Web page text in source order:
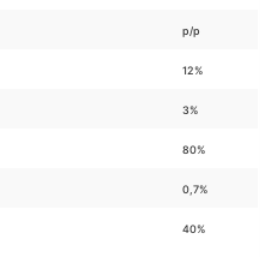
p/p
12%
3%
80%
0,7%
40%